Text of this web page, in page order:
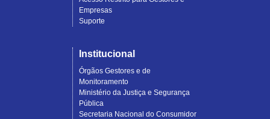
Empresas
Suporte
Institucional
Órgãos Gestores e de
Monitoramento
Ministério da Justiça e Segurança
Pública
Secretaria Nacional do Consumidor